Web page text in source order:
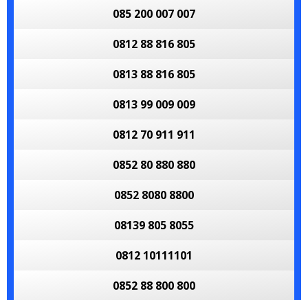
085 200 007 007
0812 88 816 805
0813 88 816 805
0813 99 009 009
0812 70 911 911
0852 80 880 880
0852 8080 8800
08139 805 8055
0812 10111101
0852 88 800 800